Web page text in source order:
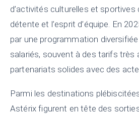
d’activités culturelles et
détente et l’esprit d’équipe. En
par une programmation
salariés, souvent à des tarifs très
partenariats solides avec des
Parmi les destinations
Astérix figurent en tête des